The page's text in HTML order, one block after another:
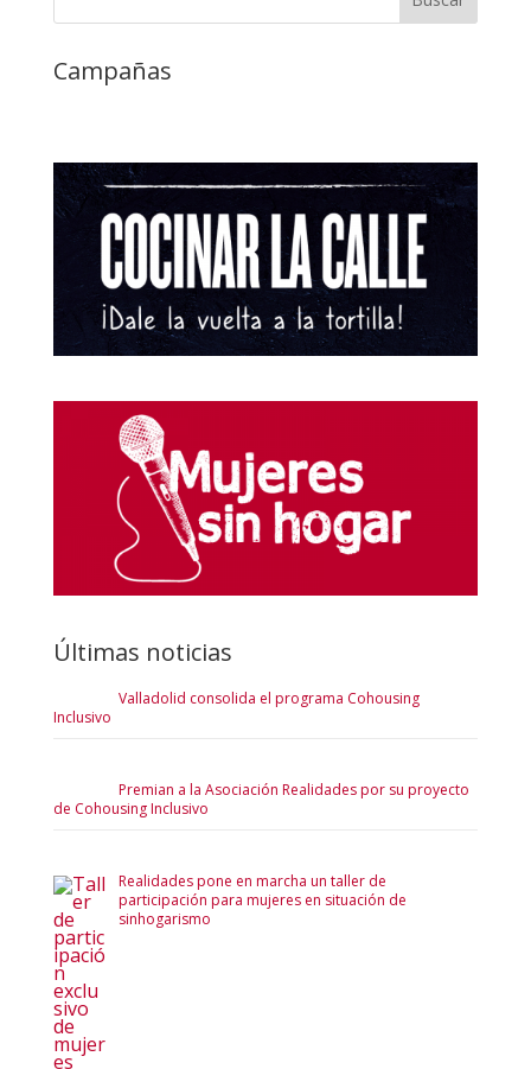
Campañas
Últimas noticias
Valladolid consolida el programa Cohousing
Inclusivo
Premian a la Asociación Realidades por su proyecto
de Cohousing Inclusivo
Realidades pone en marcha un taller de
participación para mujeres en situación de
sinhogarismo